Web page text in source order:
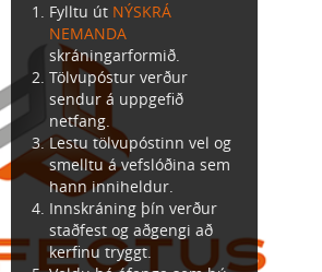
Fylltu út NÝSKRÁ
NEMANDA
skráningarformið.
Tölvupóstur verður
sendur á uppgefið
netfang.
Lestu tölvupóstinn vel og
smelltu á vefslóðina sem
hann inniheldur.
Innskráning þín verður
staðfest og aðgengi að
kerfinu tryggt.